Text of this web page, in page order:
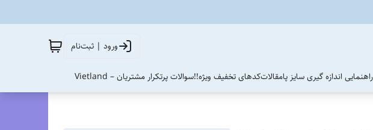
ورود | ثبت‌نام
راهنمایی اندازه گیری سایز پامقالاتکدهای تخفیف ویژه!!سوالات پرتکرار مشتریان – Vietland